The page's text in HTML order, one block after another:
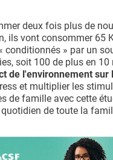
deux fois plus de
ils vont consommer 65
conditionnés » par un
soit 100 de plus en 10
de l'environnement
et multiplier les
de famille avec cette
de toute la